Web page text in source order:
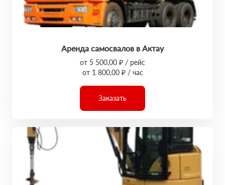
Аренда самосвалов в Актау
от 5 500,00 ₽ / рейс
от 1 800,00 ₽ / час
Заказать